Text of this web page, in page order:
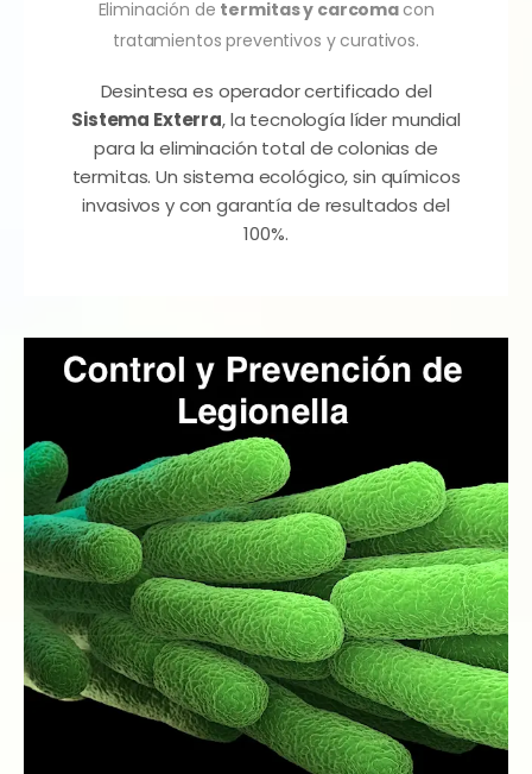
Eliminación de termitas y carcoma con
tratamientos preventivos y curativos.
Desintesa es operador certificado del
Sistema Exterra, la tecnología líder mundial
para la eliminación total de colonias de
termitas. Un sistema ecológico, sin químicos
invasivos y con garantía de resultados del
100%.